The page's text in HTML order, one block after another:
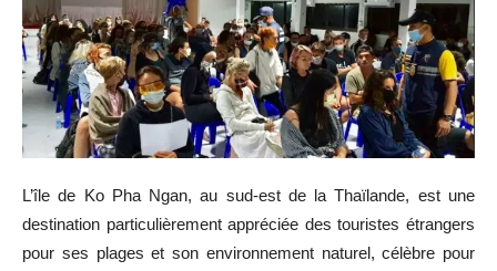
L’île de Ko Pha Ngan, au sud-est de la Thaïlande, est une
destination particulièrement appréciée des touristes étrangers
pour ses plages et son environnement naturel, célèbre pour